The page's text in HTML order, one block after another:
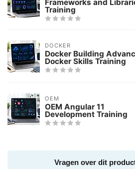
Frameworks and
Training
DOCKER
Docker Building
Docker Skills Training
OEM
OEM Angular 11
Development Training
Vragen over dit